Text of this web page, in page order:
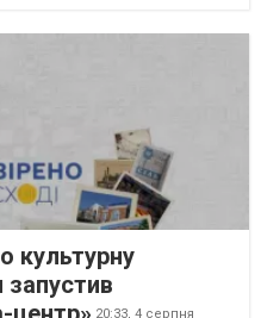
культурну
20:33, 4 серпня